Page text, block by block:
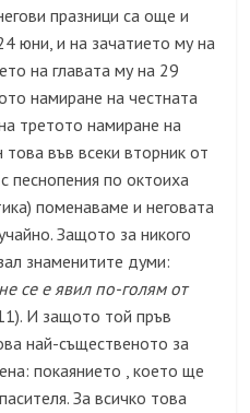
празници са още и
юни, и на зачатието му на
на главата му на 29
намиране на честната
третото намиране на
във всеки вторник от
песнопения по октоиха
поменаваме и неговата
Защото за никого
знаменитите думи:
се е явил по-голям от
И защото той пръв
най-същественото за
покаянието , което ще
За всичко това